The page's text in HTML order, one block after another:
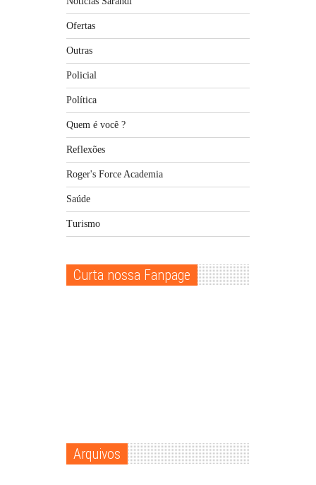
Ofertas
Outras
Policial
Política
Quem é você ?
Reflexões
Roger's Force Academia
Saúde
Turismo
Curta nossa Fanpage
Arquivos